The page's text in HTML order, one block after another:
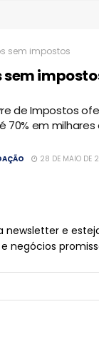
sem impostos
sem
de Impostos
70% em milhares
28 DE MAIO DE
newsletter e
negócios